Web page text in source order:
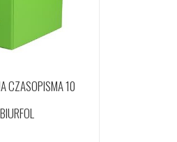
CZASOPISMA 10